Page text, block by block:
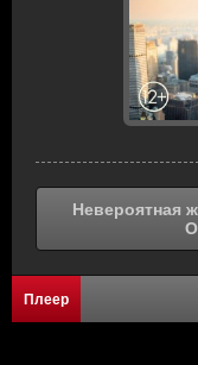
Невероятная
Плеер